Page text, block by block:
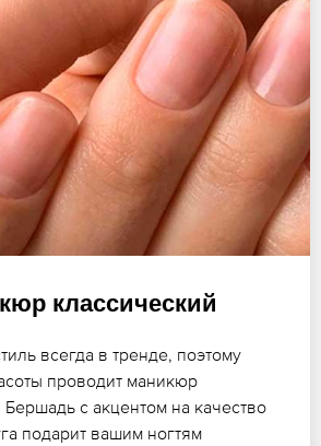
классический
всегда в тренде, поэтому
проводит маникюр
Бершадь с акцентом на качество
подарит вашим ногтям